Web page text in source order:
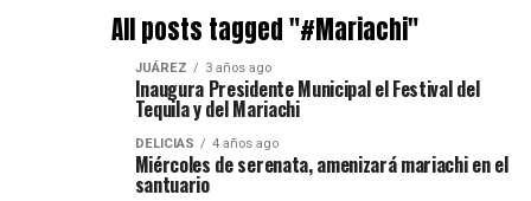
All posts tagged "#Mariachi"
JUÁREZ 3 años ago
Inaugura Presidente Municipal el Festival del
Tequila y del Mariachi
DELICIAS 4 años ago
Miércoles de serenata, amenizará mariachi en el
santuario